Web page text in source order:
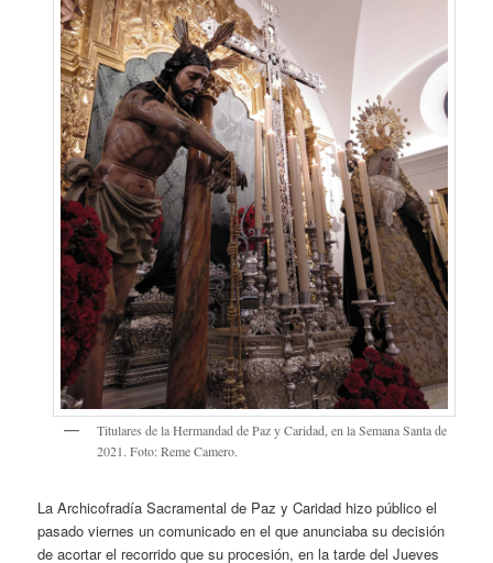
Titulares de la Hermandad de Paz y Caridad, en la Semana Santa de
2021. Foto: Reme Camero.
La Archicofradía Sacramental de Paz y Caridad hizo público el
pasado viernes un comunicado en el que anunciaba su decisión
de acortar el recorrido que su procesión, en la tarde del Jueves